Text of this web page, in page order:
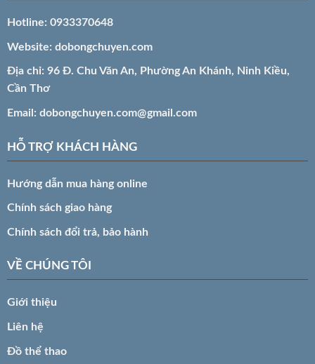
Hotline: 0933370648
Website: dobongchuyen.com
Địa chỉ: 96 Đ. Chu Văn An, Phường An Khánh, Ninh Kiều,
Cần Thơ
Email: dobongchuyen.com@gmail.com
HỖ TRỢ KHÁCH HÀNG
Hướng dẫn mua hàng online
Chính sách giao hàng
Chính sách đổi trả, bảo hành
VỀ CHÚNG TÔI
Giới thiệu
Liên hệ
Đồ thể thao